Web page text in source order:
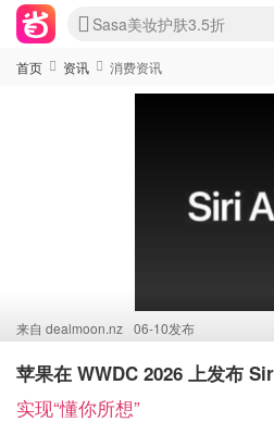
lululemon折扣上新
Sasa美妆护肤3.5折
SSENSE年中2.5折
FreshBeauty好价汇总
Cettire降价+叠9折
WWS Coles超市实拍
viagogo二手票捡漏
Myer超级周末
The Outnet奢牌1折起
David Jones 3折起
Flannels大牌1折
Perfumes Club护肤1折
AMIRO面罩$251
Amazon折扣汇总
eToro入金$200送$50
Amazon数码好物
ICONIC本周7.5折
ThedoubleF高奢地板价
Moose Knuckles 6折
丝芙兰5折起
EUFY摄像头$98
Selenichast首饰2折
Trip机票酒店促销
YSL送5件彩妆礼
Amazon家居好物
Amazon美妆护肤
雅漾大喷$8
过敏原检测盒$33
伊索独家赠50ml沐浴露
科颜氏高保湿面霜$29
SEALIFE海洋馆门票6折
丝塔芙大白罐$16
订阅Newsletter送香薰
Cult Beauty 6.8折
Harrods圣诞日历$525
LN-CC奢牌私促3折
d'Alba空姐喷雾$16
EVE LOM套装£56
Bernardelli独家4折
Adore Beauty 6折起
CT圣诞日历
Mytheresa奢品2.7折
Luxury Escapes 9折
Currentbody美容仪$881
MOON Garden Live
Roborock扫地机$649
Tingo Life水杯$24
Valentino官网5折
CR洗护套装$23
修丽可4件套$159
Myer彩妆2件7折
GANNI官网4.5折
Stylevana韩妆4折
Tessabit高奢8.5折
OGX洗发水$11
Amazon阿德莱德次日达
卡诗8.5折+赠礼
Philips Hue灯具8折
首页 资讯 消费资讯
来自 dealmoon.nz 06-10发布
苹果在 WWDC 2026 上发布
实现“懂你所想”